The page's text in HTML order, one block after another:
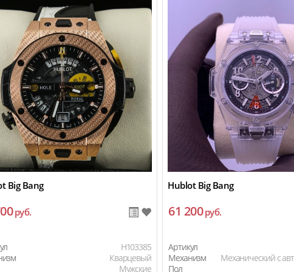
Big Bang
руб.
H103385
Кварцевый
Мужские
Hublot Big Bang
61 200руб.
Артикул
Механизм
Механический с
Пол